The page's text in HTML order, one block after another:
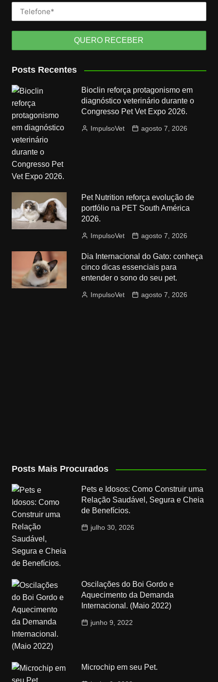
Posts Recentes
Bioclin reforça protagonismo em
diagnóstico veterinário durante o
Congresso Pet Vet Expo 2026.
ImpulsoVet agosto 7, 2026
Pet Nutrition reforça evolução de
portfólio na PET South América
2026.
ImpulsoVet agosto 7, 2026
Dia Internacional do Gato: conheça
cinco dicas essenciais para
entender o sono do seu pet.
ImpulsoVet agosto 7, 2026
Posts Mais Procurados
Pets e Idosos: Como Construir uma
Relação Saudável, Segura e Cheia
de Benefícios.
julho 30, 2026
Oscilações do Boi Gordo e
Aquecimento da Demanda
Internacional. (Maio 2022)
junho 9, 2022
Microchip em seu Pet.